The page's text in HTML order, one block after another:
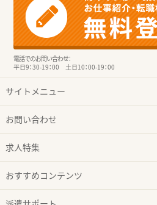
電話でのお問い合わせ：
平日9：30-19：00 土日10：00-19：00
サイトメニュー
お問い合わせ
求人特集
おすすめコンテンツ